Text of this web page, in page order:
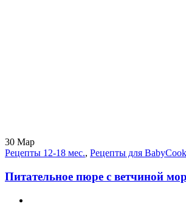
30 Мар
Рецепты 12-18 мес., Рецепты для BabyCook
Питательное пюре с ветчиной